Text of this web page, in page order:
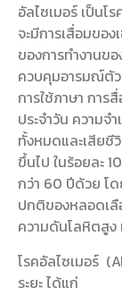
อัลไซเมอร์ เป็น
จะมีการเสื่อมขอ
ของการทำงานข
ควบคุมอารมณ์ตัว
การใช้ภาษา การ
ประจำวัน ความจ
ทั้งหมดและเสียชี
ขึ้นไป ในร้อยละ
กว่า 60 ปีด้วย โ
ปกติของหลอดเลื
ความดันโลหิตสูง
โรคอัลไซเมอร์
ระยะ ได้แก่